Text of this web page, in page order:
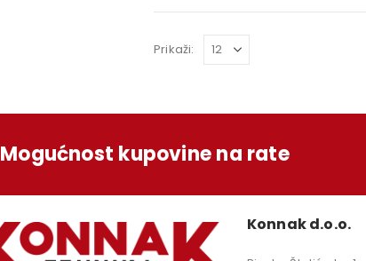
199,00 KM.179,00
Prikaži:
Mogućnost kupovine na rate
Konnak d.o.o.